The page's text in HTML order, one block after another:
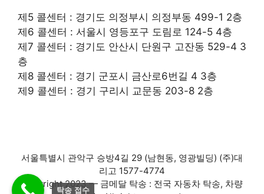
제5 콜센터 : 경기도 의정부시 의정부동 499-1 2층
제6 콜센터 : 서울시 영등포구 도림로 124-5 4층
제7 콜센터 : 경기도 안산시 단원구 고잔동 529-4 3
층
제8 콜센터 : 경기 군포시 금산로6번길 4 3층
제9 콜센터 : 경기 구리시 교문동 203-8 2층
서울특별시 관악구 승방4길 29 (남현동, 영광빌딩) (주)대
리고 1577-4774
Copyright 2023 — 금메달 탁송 : 전국 자동차 탁송, 차량
탁송 접수